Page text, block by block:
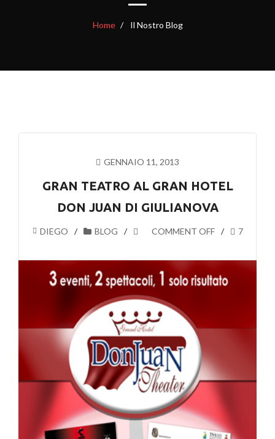
Home Il Nostro Blog
GENNAIO 11, 2013
GRAN TEATRO AL GRAN HOTEL
DON JUAN DI GIULIANOVA
DIEGO BLOG COMMENT OFF 7